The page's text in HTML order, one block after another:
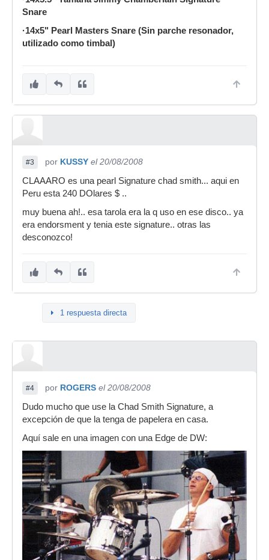
Snare
·14x5" Pearl Masters Snare (Sin parche resonador,
utilizado como timbal)
#3 por KUSSY el 20/08/2008
CLAAARO es una pearl Signature chad smith... aqui en
Peru esta 240 DOlares $ ..
muy buena ah!.. esa tarola era la q uso en ese disco.. ya
era endorsment y tenia este signature.. otras las
desconozco!
1 respuesta directa
#4 por ROGERS el 20/08/2008
Dudo mucho que use la Chad Smith Signature, a
excepción de que la tenga de papelera en casa.
Aquí sale en una imagen con una Edge de DW: